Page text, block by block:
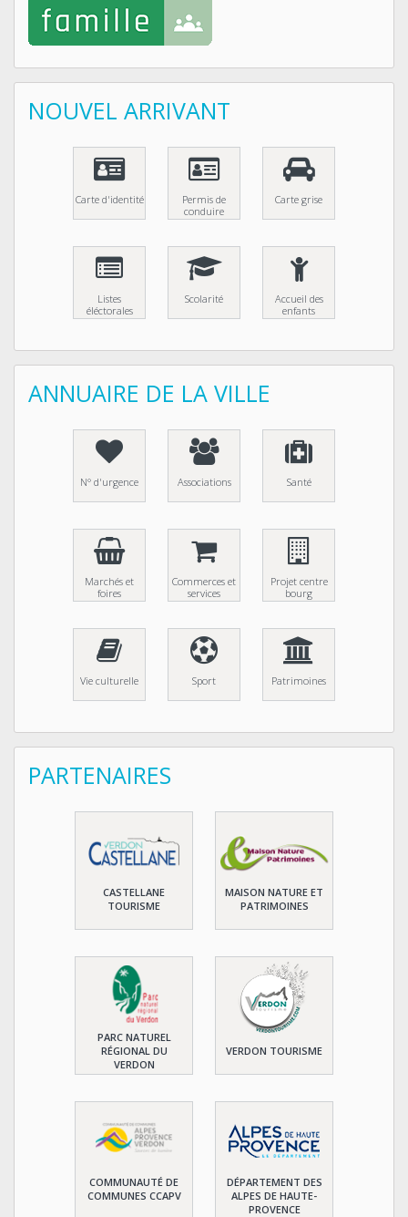
NOUVEL ARRIVANT
Carte d'identité
Permis de
conduire
Carte grise
Listes
éléctorales
Scolarité
Accueil des
enfants
ANNUAIRE DE LA VILLE
N° d'urgence Associations Santé
Marchés et
foires
Commerces et
services
Projet centre
bourg
Vie culturelle Sport Patrimoines
PARTENAIRES
CASTELLANE
TOURISME
MAISON NATURE ET
PATRIMOINES
PARC NATUREL
RÉGIONAL DU
VERDON
VERDON TOURISME
COMMUNAUTÉ DE
COMMUNES CCAPV
DÉPARTEMENT DES
ALPES DE HAUTE-
PROVENCE